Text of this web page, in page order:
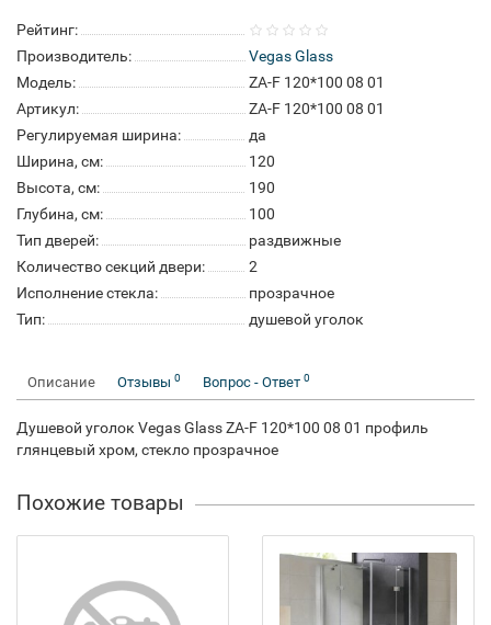
Рейтинг:
Производитель:
Vegas Glass
Модель:
ZA-F 120*100 08 01
Артикул:
ZA-F 120*100 08 01
Регулируемая ширина:
да
Ширина, см:
120
Высота, см:
190
Глубина, см:
100
Тип дверей:
раздвижные
Количество секций двери:
2
Исполнение стекла:
прозрачное
Тип:
душевой уголок
Описание Отзывы 0 Вопрос - Ответ 0
Душевой уголок Vegas Glass ZA-F 120*100 08 01 профиль
глянцевый хром, стекло прозрачное
Похожие товары